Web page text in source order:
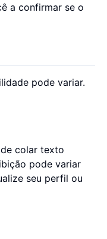
a confirmar se o
pode variar.
colar texto
pode variar
seu perfil ou